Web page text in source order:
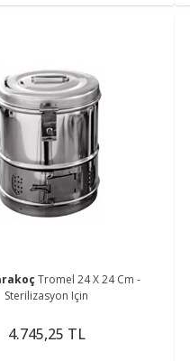
Tromel 24 X 24 Cm -
Sterilizasyon Için
4.745,25 TL